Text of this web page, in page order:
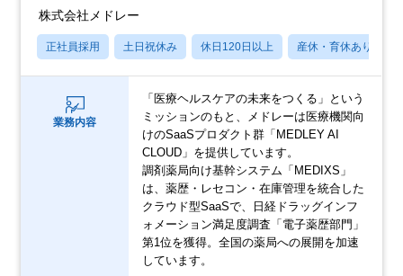
株式会社メドレー
正社員採用 土日祝休み 休日120日以上 産休・育休あり
業務内容
「医療ヘルスケアの未来をつくる」という
ミッションのもと、メドレーは医療機関向
けのSaaSプロダクト群「MEDLEY AI
CLOUD」を提供しています。
調剤薬局向け基幹システム「MEDIXS」
は、薬歴・レセコン・在庫管理を統合した
クラウド型SaaSで、日経ドラッグインフ
ォメーション満足度調査「電子薬歴部門」
第1位を獲得。全国の薬局への展開を加速
しています。